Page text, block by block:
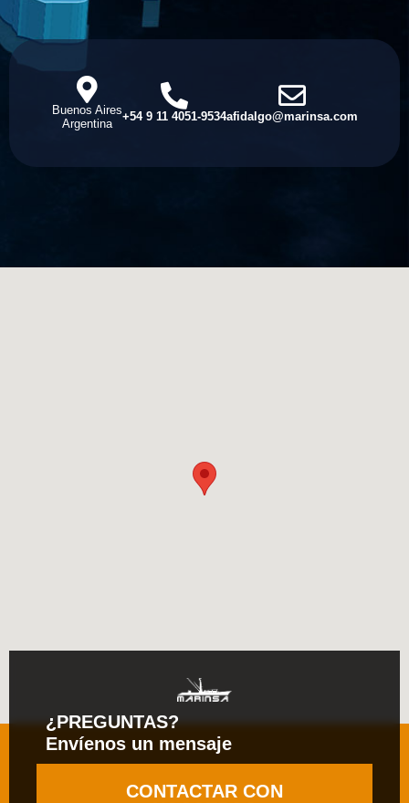
Buenos Aires
Argentina
+54 9 11 4051-9534afidalgo@marinsa.com
¿PREGUNTAS?
Envíenos un mensaje
CONTACTAR CON